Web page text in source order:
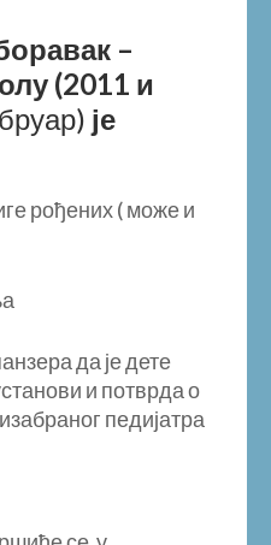
–
(2011 и
је
рођених ( може и
да је дете
и потврда о
педијатра